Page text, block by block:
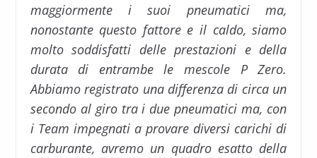
maggiormente i suoi pneumatici ma,
nonostante questo fattore e il caldo, siamo
molto soddisfatti delle prestazioni e della
durata di entrambe le mescole P Zero.
Abbiamo registrato una differenza di circa un
secondo al giro tra i due pneumatici ma, con
i Team impegnati a provare diversi carichi di
carburante, avremo un quadro esatto della